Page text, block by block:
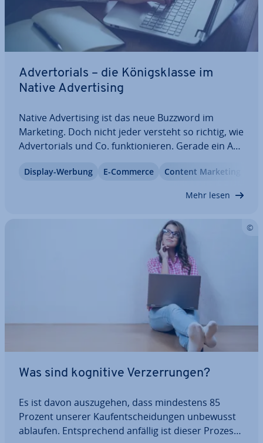
Ad­ver­to­ri­als – die Kö­nigs­klas­se im
Native Ad­ver­ti­sing
Native Ad­ver­ti­sing ist das neue Buzzword im
Marketing. Doch nicht jeder versteht so richtig, wie
Ad­ver­to­ri­als und Co. funk­tio­nie­ren. Gerade ein Ad­
ver­wech­selt werden – als Ad­ver­ti­ser muss man
Display-Werbung E-Commerce Content Marketing
Mehr lesen
Was sind kognitive Ver­zer­run­gen?
Es ist davon aus­zu­ge­hen, dass min­des­tens 85
Prozent unserer Kauf­ent­schei­dun­gen unbewusst
ablaufen. Ent­spre­chend anfällig ist dieser Prozess